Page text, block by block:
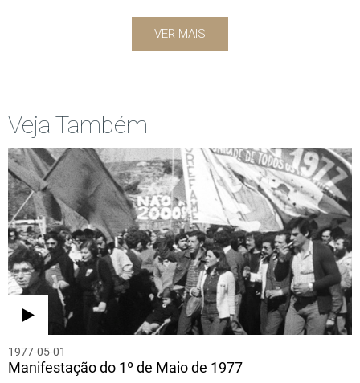
VER MAIS
Veja Também
1977-05-01
Manifestação do 1º de Maio de 1977